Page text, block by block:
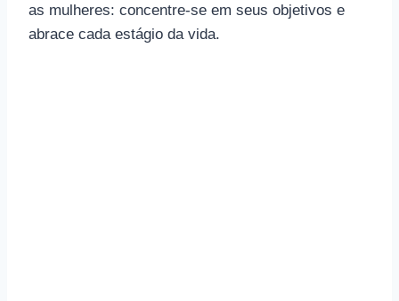
as mulheres: concentre-se em seus objetivos e
abrace cada estágio da vida.